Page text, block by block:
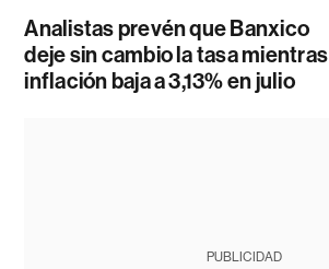
Analistas prevén que Banxico
deje sin cambio la tasa mientras
inflación baja a 3,13% en julio
PUBLICIDAD